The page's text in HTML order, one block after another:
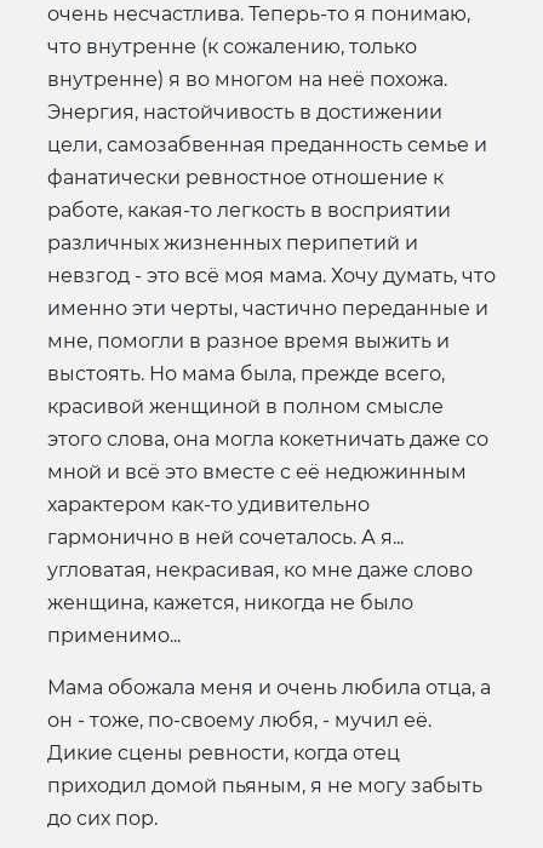
очень несчастлива. Теперь-то я понимаю,
что внутренне (к сожалению, только
внутренне) я во многом на неё похожа.
Энергия, настойчивость в достижении
цели, самозабвенная преданность семье и
фанатически ревностное отношение к
работе, какая-то легкость в восприятии
различных жизненных перипетий и
невзгод - это всё моя мама. Хочу думать, что
именно эти черты, частично переданные и
мне, помогли в разное время выжить и
выстоять. Но мама была, прежде всего,
красивой женщиной в полном смысле
этого слова, она могла кокетничать даже со
мной и всё это вместе с её недюжинным
характером как-то удивительно
гармонично в ней сочеталось. А я...
угловатая, некрасивая, ко мне даже слово
женщина, кажется, никогда не было
применимо...
Мама обожала меня и очень любила отца, а
он - тоже, по-своему любя, - мучил её.
Дикие сцены ревности, когда отец
приходил домой пьяным, я не могу забыть
до сих пор.